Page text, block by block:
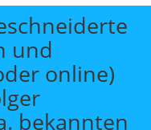
und
online)
bekannten